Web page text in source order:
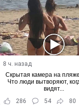
8 ч. назад
Скрытая камера на
Что люди вытворяют,
видят...
286
54 80